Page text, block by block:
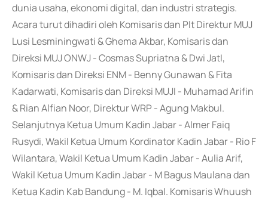
dunia usaha, ekonomi digital, dan industri strategis.
Acara turut dihadiri oleh Komisaris dan Plt Direktur MUJ
Lusi Lesminingwati & Ghema Akbar, Komisaris dan
Direksi MUJ ONWJ - Cosmas Supriatna & Dwi JatI,
Komisaris dan Direksi ENM - Benny Gunawan & Fita
Kadarwati, Komisaris dan Direksi MUJI - Muhamad Arifin
& Rian Alfian Noor, Direktur WRP - Agung Makbul.
Selanjutnya Ketua Umum Kadin Jabar - Almer Faiq
Rusydi, Wakil Ketua Umum Kordinator Kadin Jabar - Rio F
Wilantara, Wakil Ketua Umum Kadin Jabar - Aulia Arif,
Wakil Ketua Umum Kadin Jabar - M Bagus Maulana dan
Ketua Kadin Kab Bandung - M. Iqbal. Komisaris Whuush